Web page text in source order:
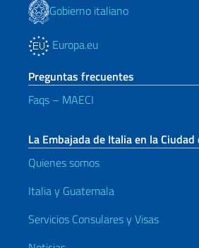
Gobierno italiano
Europa.eu
Preguntas frecuentes
Faqs – MAECI
La Embajada de Italia en la
Quienes somos
Italia y Guatemala
Servicios Consulares y Visas